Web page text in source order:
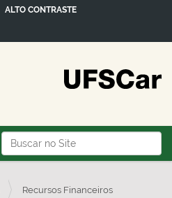
Busca
Busca Avançada…
ALTO CONTRASTE
Recursos Financeiros